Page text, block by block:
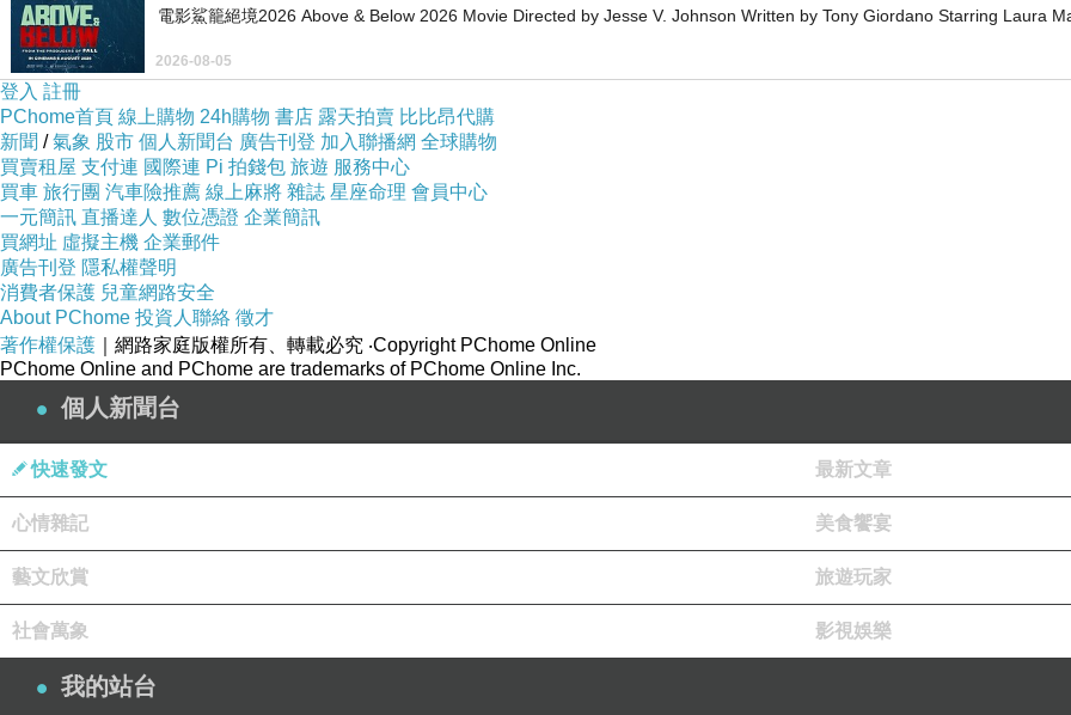
電影鯊籠絕境2026 Above & Below 2026 Movie Directed by Jesse V. Johnson Written by Tony Giordano Starring Laura
2026-08-05
登入 註冊
PChome首頁 線上購物 24h購物 書店 露天拍賣 比比昂代購
新聞 /氣象 股市 個人新聞台 廣告刊登 加入聯播網 全球購物
買賣租屋 支付連 國際連 Pi 拍錢包 旅遊 服務中心
買車 旅行團 汽車險推薦 線上麻將 雜誌 星座命理 會員中心
一元簡訊 直播達人 數位憑證 企業簡訊
買網址 虛擬主機 企業郵件
廣告刊登 隱私權聲明
消費者保護 兒童網路安全
About PChome 投資人聯絡 徵才
著作權保護 ｜網路家庭版權所有、轉載必究 ‧Copyright PChome Online
PChome Online and PChome are trademarks of PChome Online Inc.
個人新聞台
快速發文 最新文章
心情雜記 美食饗宴
藝文欣賞 旅遊玩家
社會萬象 影視娛樂
我的站台